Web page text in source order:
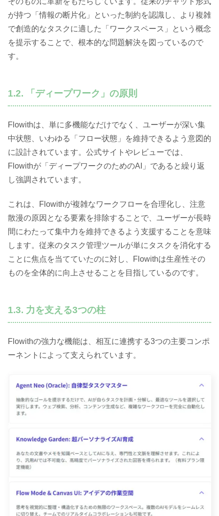
が持つ「情報の断片化」といった制約を認識し、より複雑
で創造的なタスクに適した「ワークスペース」という概念
を提示することで、根本的な問題解決を図っているので
す。
1.2. 「ディープワーク」の原則
Flowithは、単に多機能なだけでなく、ユーザーが深い集
中状態、いわゆる「フロー状態」を維持できるよう意図的
に設計されています。公式サイトやレビューでは、
Flowithが「ディープワークのためのAI」であると繰り返
し強調されています。
これは、Flowithが複雑なワークフローを合理化し、注意
散漫の原因となる要素を排除することで、ユーザーが長時
間にわたって集中力を維持できるよう支援することを意味
します。従来のタスク管理ツールが単にタスクを消化する
ことに焦点を当てていたのに対し、Flowithは生産性その
ものを全体的に向上させることを目指しているのです。
1.3. 力を支える3つの柱
Flowithの強力な機能は、相互に連携する3つの主要コンポ
ーネントによって支えられています。